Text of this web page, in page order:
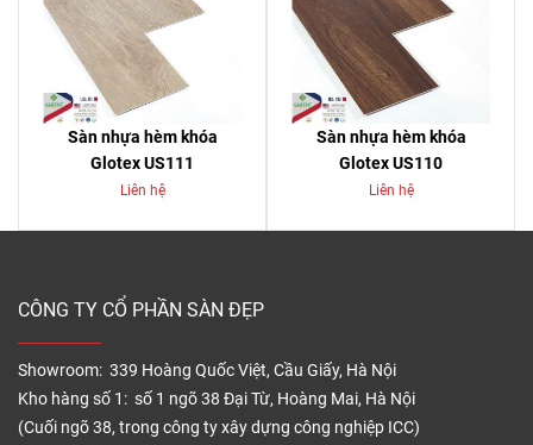
Sàn nhựa hèm khóa
Glotex US111
Liên hệ
Sàn nhựa hèm khóa
Glotex US110
Liên hệ
CÔNG TY CỔ PHẦN SÀN ĐẸP
Showroom: 339 Hoàng Quốc Việt, Cầu Giấy, Hà Nội
Kho hàng số 1: số 1 ngõ 38 Đại Từ, Hoàng Mai, Hà Nội
(Cuối ngõ 38, trong công ty xây dựng công nghiệp ICC)